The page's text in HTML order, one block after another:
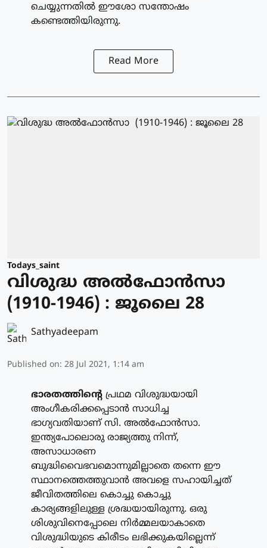
ചെയ്യുന്നതില്‍ ഈശോ സന്തോഷം
കണ്ടെത്തിയിരുന്നു.
Read More
Todays_saint
വിശുദ്ധ അല്‍ഫോന്‍സാ
(1910-1946) : ജൂലൈ 28
Sathyadeepam
Published on: 28 Jul 2021, 1:14 am
ഭാരതത്തിന്റെ പ്രഥമ വിശുദ്ധയായി
അംഗീകരിക്കപ്പെടാന്‍ സാധിച്ച
ഭാഗ്യവതിയാണ് സി. അല്‍ഫോന്‍സാ.
ഇന്ത്യപോലൊരു രാജ്യത്തു നിന്ന്,
അസാധാരണ
ബുദ്ധിവൈഭവമൊന്നുമില്ലാതെ തന്നെ ഈ
സ്ഥാനത്തെത്തുവാന്‍ അവളെ സഹായിച്ചത്
ജീവിതത്തിലെ കൊച്ചു കൊച്ചു
കാര്യങ്ങളിലുള്ള ശ്രദ്ധയായിരുന്നു. ഒരു
ശിശുവിനെപ്പോലെ നിര്‍മ്മലയാകാതെ
വിശുദ്ധിയുടെ കിരീടം ലഭിക്കുകയില്ലെന്ന്